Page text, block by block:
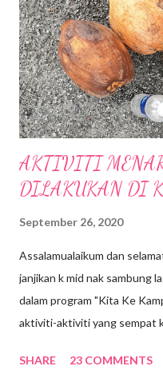
gabungan fasiliti komersial,
lain. Merupakan fasiliti luar
Tenggara oleh Mitsui
Terdapat 400 kedai untuk
penampilan kedai-keda...
AKTIVITI
DILAKUKAN DI
September 26, 2020
Assalamualaikum dan
janjikan k mid nak sambung
dalam program "Kita Ke
aktiviti-aktiviti yang sempat
BUAH KELAPA Botol-botol
SHARE 23 COMMENTS